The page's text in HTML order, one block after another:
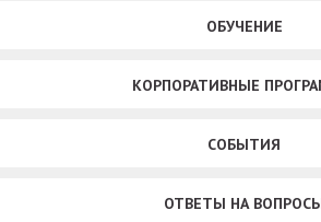
ОБУЧЕНИЕ
КОРПОРАТИВНЫЕ
СОБЫТИЯ
ОТВЕТЫ НА